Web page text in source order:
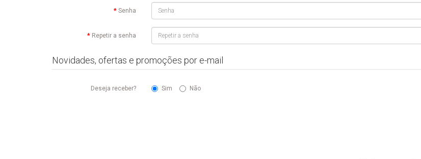
Senha
Repetir a senha
Novidades, ofertas e promoções por e-mail
Deseja receber? Sim Não